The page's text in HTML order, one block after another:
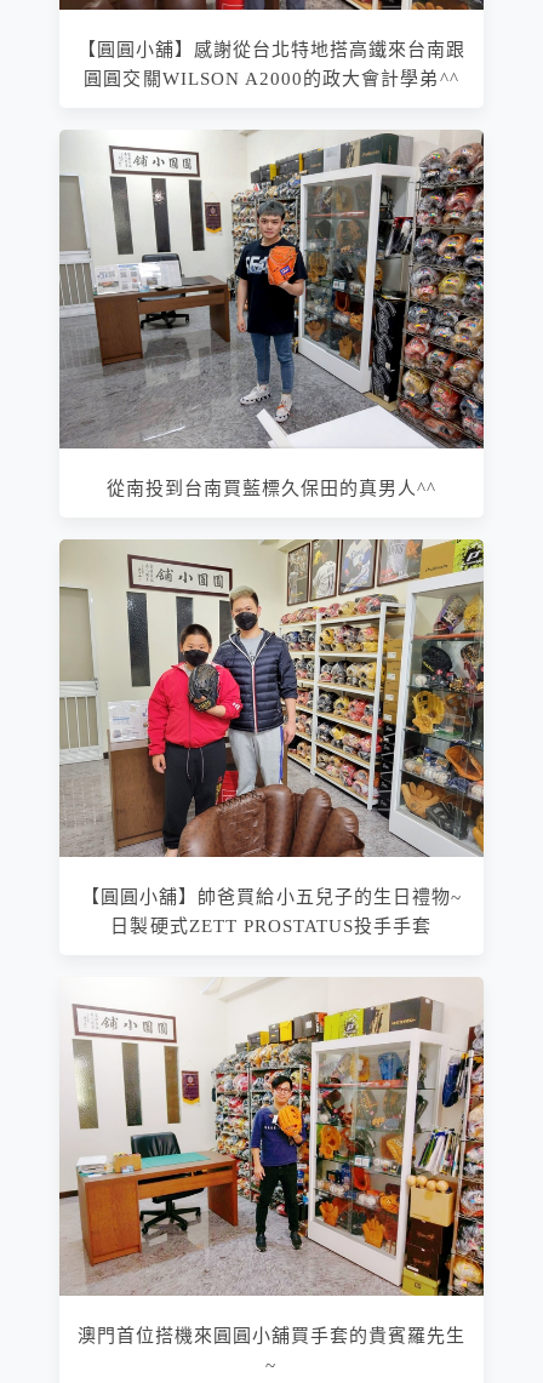
【圓圓小舖】感謝從台北特地搭高鐵來台南跟
圓圓交關WILSON A2000的政大會計學弟^^
從南投到台南買藍標久保田的真男人^^
【圓圓小舖】帥爸買給小五兒子的生日禮物~
日製硬式ZETT PROSTATUS投手手套
澳門首位搭機來圓圓小舖買手套的貴賓羅先生
~